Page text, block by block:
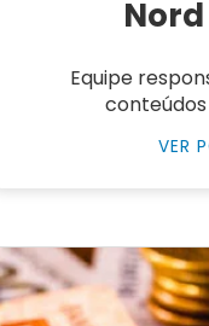
Equipe
VER